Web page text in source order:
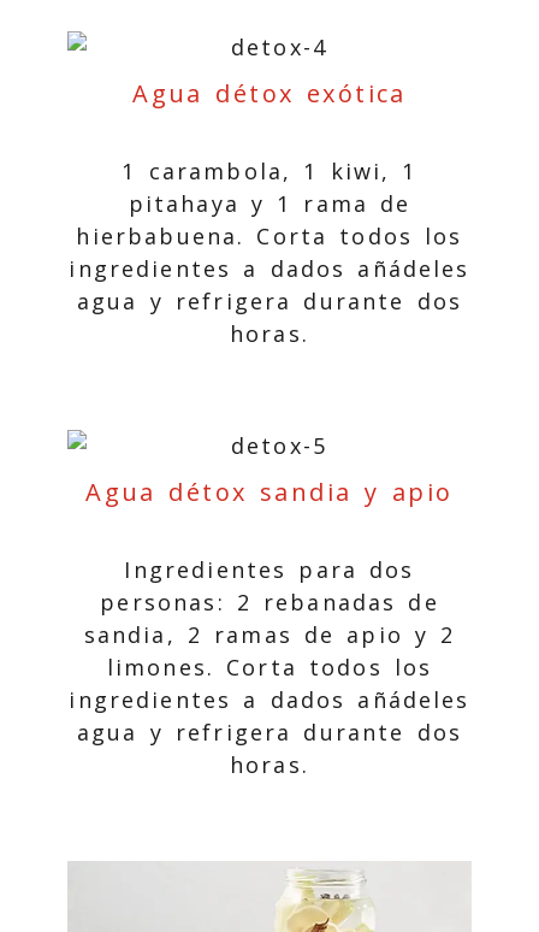
Agua détox exótica
1 carambola, 1 kiwi, 1
pitahaya y 1 rama de
hierbabuena. Corta todos los
ingredientes a dados añádeles
agua y refrigera durante dos
horas.
Agua détox sandia y apio
Ingredientes para dos
personas: 2 rebanadas de
sandia, 2 ramas de apio y 2
limones. Corta todos los
ingredientes a dados añádeles
agua y refrigera durante dos
horas.